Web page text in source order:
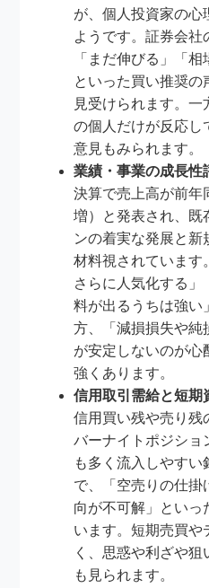
が、個人投資家の心
ようです。証券会社
「まだ伸びる」「
といった買い推奨の
見受けられます。
の個人だけが反応し
意見もみられます。
業績・事業の成長性
決算で売上高が前年
増）と発表され、既
ンの着実な発展と新
材料視されています
さらに人気化する
料が出るうちは強い
方、「減損損失や純
が安定しないのが心
強くあります。
信用取引需給と短期
信用買い残や売り残
バーナイトポジショ
も多く流入しやす
で、「空売りの仕掛
向が不可解」といっ
います。短期売買や
く、思惑や利ざや
も見られます。